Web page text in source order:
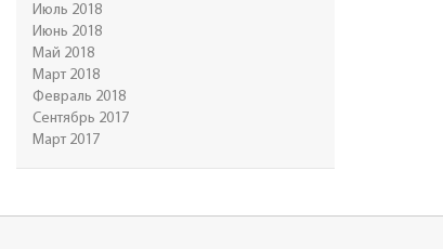
Июль 2018
Июнь 2018
Май 2018
Март 2018
Февраль 2018
Сентябрь 2017
Март 2017